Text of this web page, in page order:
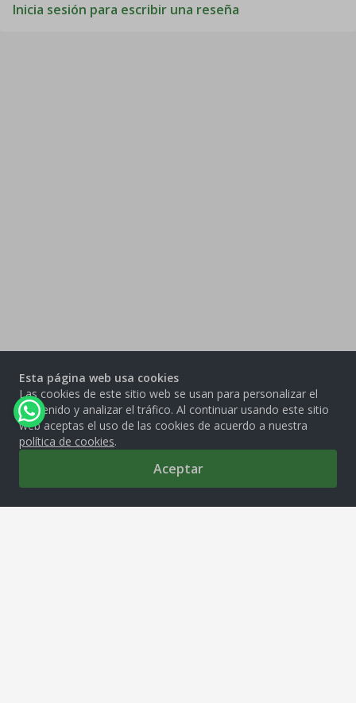
Inicia sesión para escribir una reseña
Esta página web usa cookies
Las cookies de este sitio web se usan para personalizar el
contenido y analizar el tráfico. Al continuar usando este sitio
web aceptas el uso de las cookies de acuerdo a nuestra
política de cookies.
Aceptar